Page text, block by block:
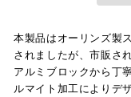
本製品はオーリンズ製
されましたが、市販さ
アルミブロックから丁
ルマイト加工によりデ